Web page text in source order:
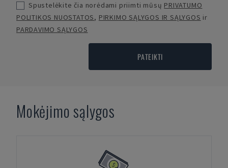
Spustelėkite čia norėdami priimti mūsų PRIVATUMO
POLITIKOS NUOSTATOS, PIRKIMO SĄLYGOS IR SĄLYGOS ir
PARDAVIMO SĄLYGOS
PATEIKTI
Mokėjimo sąlygos